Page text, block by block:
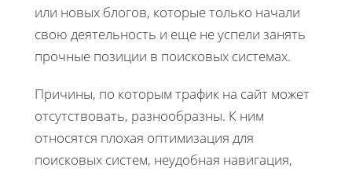
или новых блогов, которые только начали
свою деятельность и еще не успели занять
прочные позиции в поисковых системах.
Причины, по которым трафик на сайт может
отсутствовать, разнообразны. К ним
относятся плохая оптимизация для
поисковых систем, неудобная навигация,